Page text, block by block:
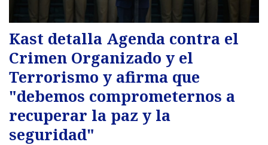
Kast detalla Agenda contra el
Crimen Organizado y el
Terrorismo y afirma que
"debemos comprometernos a
recuperar la paz y la
seguridad"